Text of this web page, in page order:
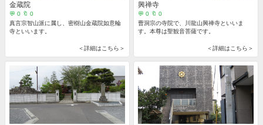
金蔵院
💬 0 🔖 0
真言宗智山派に属し、密樹山金蔵院如意輪
寺といいます。
＜詳細はこちら＞
興禅寺
💬 0 🔖 0
曹洞宗の寺院で、川龍山興禅寺といいま
す。本尊は聖観音菩薩です。
＜詳細はこちら＞